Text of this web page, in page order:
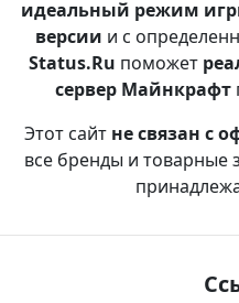
идеальный режим
версии и с
Status.Ru поможет
сервер Майнкрафт
Этот сайт не связан с
все бренды и товарные